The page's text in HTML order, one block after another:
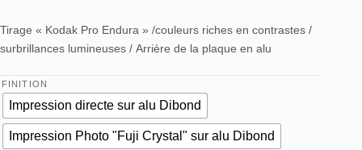
Tirage « Kodak Pro Endura » /couleurs riches en contrastes /
surbrillances lumineuses / Arrière de la plaque en alu
FINITION
Impression directe sur alu Dibond
Impression Photo "Fuji Crystal" sur alu Dibond